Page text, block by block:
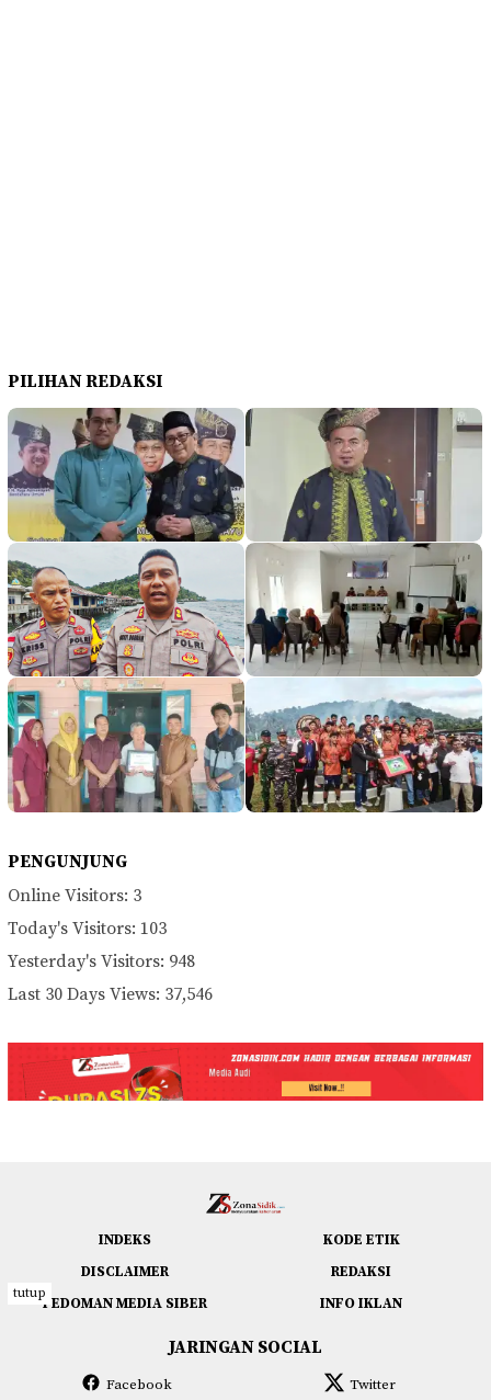
PILIHAN REDAKSI
PENGUNJUNG
Online Visitors: 3
Today's Visitors: 103
Yesterday's Visitors: 948
Last 30 Days Views: 37,546
INDEKS
KODE ETIK
DISCLAIMER
REDAKSI
PEDOMAN MEDIA SIBER
INFO IKLAN
JARINGAN SOCIAL
Facebook Twitter
tutup